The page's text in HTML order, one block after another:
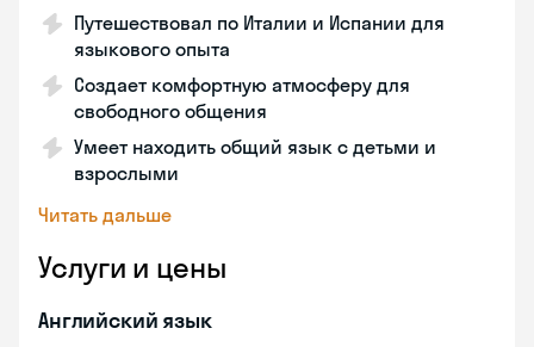
Путешествовал по Италии и Испании для
языкового опыта
Создает комфортную атмосферу для
свободного общения
Умеет находить общий язык с детьми и
взрослыми
Читать дальше
Услуги и цены
Английский язык